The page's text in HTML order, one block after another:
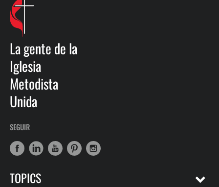
La gente de la
Iglesia
Metodista
Unida
SEGUIR
TOPICS